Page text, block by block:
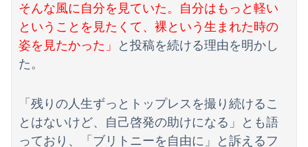
そんな風に自分を見ていた。自分はもっと軽い
ということを見たくて、裸という生まれた時の
姿を見たかった」
と投稿を続ける理由を明かし
た。
「残りの人生ずっとトップレスを撮り続けるこ
とはないけど、自己啓発の助けになる」とも語
っており、「ブリトニーを自由に」と訴えるフ